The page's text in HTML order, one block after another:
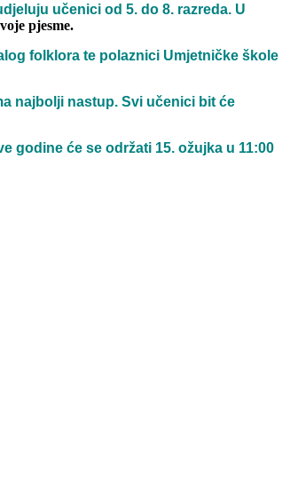
učenici od 5. do 8. razreda. U
pjesme.
folklora te polaznici Umjetničke škole
najbolji nastup. Svi učenici bit će
godine će se održati 15. ožujka u 11:00